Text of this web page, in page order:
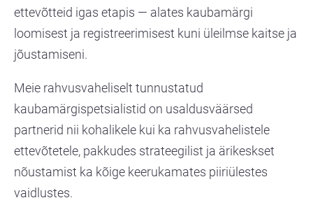
ettevõtteid igas etapis — alates kaubamärgi
loomisest ja registreerimisest kuni üleilmse kaitse ja
jõustamiseni.
Meie rahvusvaheliselt tunnustatud
kaubamärgispetsialistid on usaldusväärsed
partnerid nii kohalikele kui ka rahvusvahelistele
ettevõtetele, pakkudes strateegilist ja ärikeskset
nõustamist ka kõige keerukamates piiriülestes
vaidlustes.